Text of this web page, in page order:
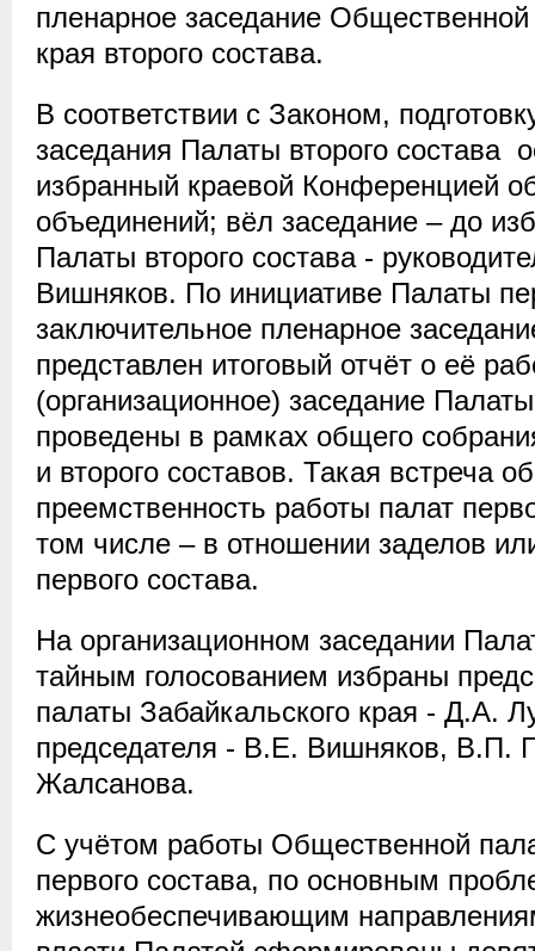
пленарное заседание
края второго состава.
В соответствии с Законом,
заседания Палаты второго состава
избранный краевой Конференцией
объединений; вёл заседание – до
Палаты второго состава -
Вишняков. По инициативе Палаты
заключительное пленарное
представлен итоговый отчёт о её
(организационное) заседание
проведены в рамках общего
и второго составов. Такая встреча
преемственность работы палат
том числе – в отношении заделов
первого состава.
На организационном заседании
тайным голосованием избраны
палаты Забайкальского края - Д.А.
председателя - В.Е. Вишняков, В.П.
Жалсанова.
С учётом работы Общественной
первого состава, по основным
жизнеобеспечивающим